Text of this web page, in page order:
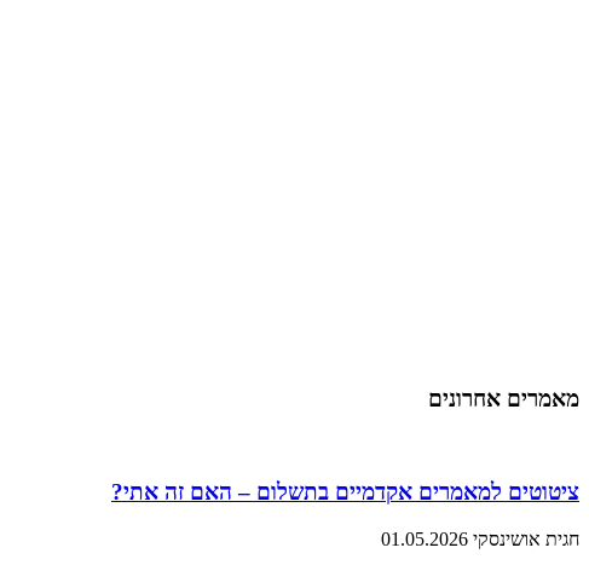
מאמרים אחרונים
ציטוטים למאמרים אקדמיים בתשלום – האם זה אתי?
חגית אושינסקי 01.05.2026